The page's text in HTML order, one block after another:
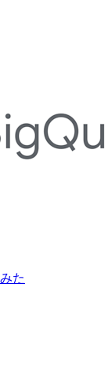
た